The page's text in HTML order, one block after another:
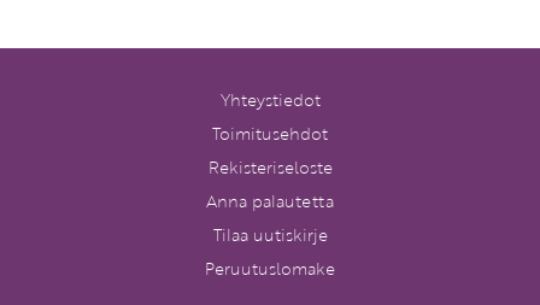
Yhteystiedot
Toimitusehdot
Rekisteriseloste
Anna palautetta
Tilaa uutiskirje
Peruutuslomake